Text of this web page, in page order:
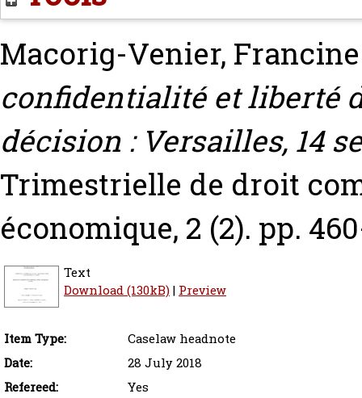
Macorig-Venier, Francine
confidentialité et liberté
décision : Versailles, 14
Trimestrielle de droit
économique, 2 (2). pp.
Text
Download (130kB)| Preview
Item Type:
Caselaw headnote
Date:
28 July 2018
Refereed:
Yes